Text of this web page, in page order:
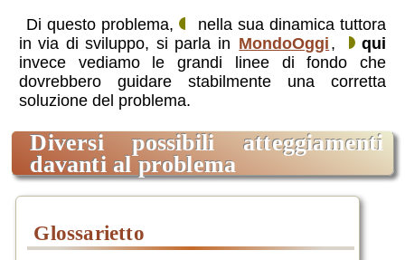
Di questo problema,
nella sua dinamica tuttora
in via di sviluppo, si parla in MondoOggi ,
qui
invece vediamo le grandi linee di fondo che
dovrebbero guidare stabilmente una corretta
soluzione del problema.
diversi possibili atteggiamenti
davanti al problema
Glossarietto